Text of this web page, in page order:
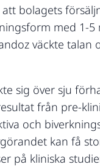
bolagets
med 1-5
väckte
sig över sju
från pre-
och
kan få
på kliniska